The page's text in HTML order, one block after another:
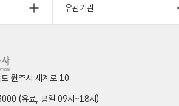
유관기관
원주시 세계로 10
(유료, 평일 09시~18시)